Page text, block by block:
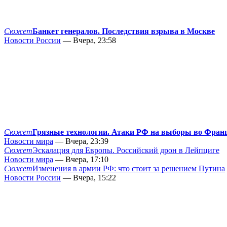
СюжетБанкет генералов. Последствия взрыва в Москве
Новости России — Вчера, 23:58
СюжетГрязные технологии. Атаки РФ на выборы во
Новости мира — Вчера, 23:39
СюжетЭскалация для Европы. Российский дрон в Лейпциге
Новости мира — Вчера, 17:10
СюжетИзменения в армии РФ: что стоит за решением Путина
Новости России — Вчера, 15:22